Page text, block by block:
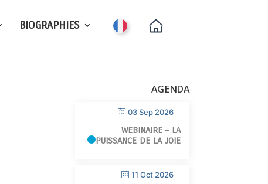
BIOGRAPHIES
AGENDA
03 Sep 2026
WEBINAIRE – LA
PUISSANCE DE LA JOIE
11 Oct 2026